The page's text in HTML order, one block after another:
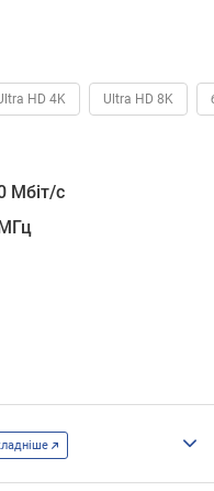
HD 4K Ultra HD 8K
Мбіт/с